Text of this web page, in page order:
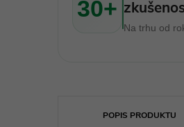
30+
Na trhu od
POPIS PRODUKTU